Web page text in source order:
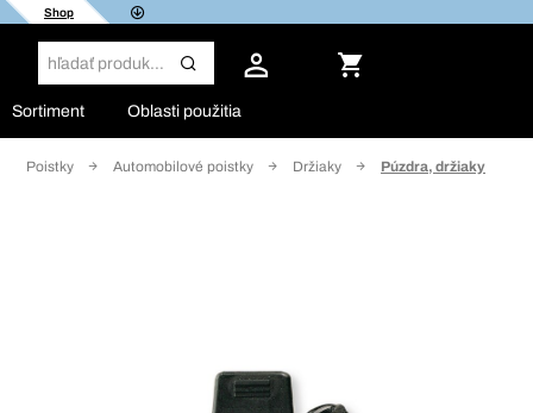
Shop
Sortiment Oblasti použitia
Poistky Automobilové poistky Držiaky Púzdra, držiaky